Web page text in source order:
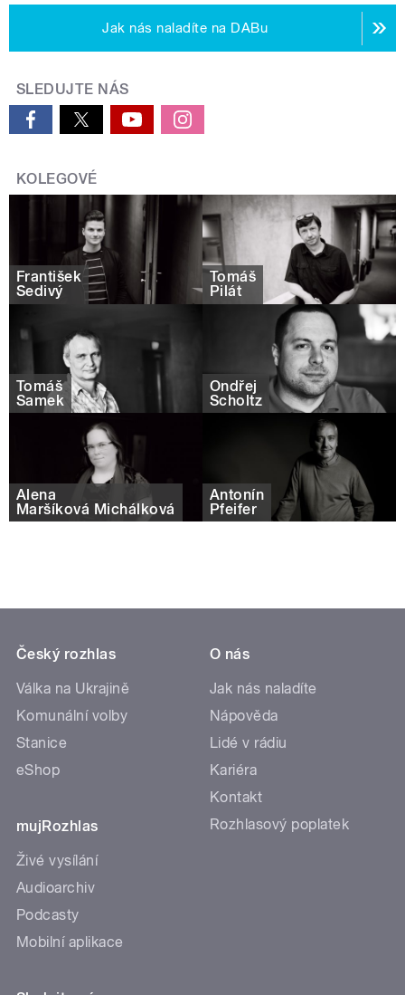
Jak nás naladíte na DABu
SLEDUJTE NÁS
KOLEGOVÉ
František
Šedivý
Tomáš
Pilát
Tomáš
Samek
Ondřej
Scholtz
Alena
Maršíková Michálková
Antonín
Pfeifer
Český rozhlas
Válka na Ukrajině
Komunální volby
Stanice
eShop
mujRozhlas
Živé vysílání
Audioarchiv
Podcasty
Mobilní aplikace
O nás
Jak nás naladíte
Nápověda
Lidé v rádiu
Kariéra
Kontakt
Rozhlasový poplatek